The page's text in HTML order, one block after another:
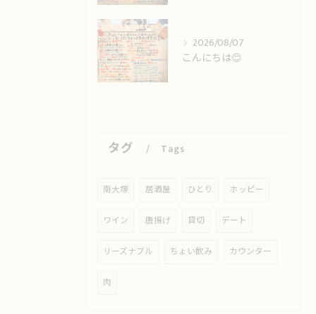
2026/08/07
こんにちは😊
タグ Tags
南大塚 居酒屋 ひとり ホッピー
ワイン 唐揚げ 貸切 デート
リーズナブル ちょい飲み カウンター
肉